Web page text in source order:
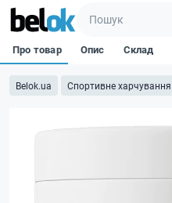
Belok.ua Спортивне харчування
Про товар Опис Склад